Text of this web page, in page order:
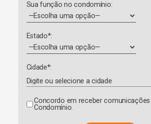
Sua função no condomínio:
Estado*:
Cidade*:
Concordo em receber comunicações
Condomínio.